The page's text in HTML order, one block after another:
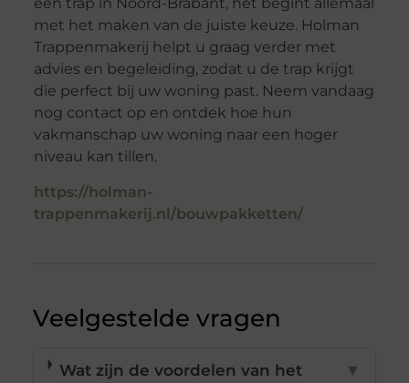
met het maken van de juiste keuze. Holman
Trappenmakerij helpt u graag verder met
advies en begeleiding, zodat u de trap krijgt
die perfect bij uw woning past. Neem vandaag
nog contact op en ontdek hoe hun
vakmanschap uw woning naar een hoger
niveau kan tillen.
https://holman-
trappenmakerij.nl/bouwpakketten/
Veelgestelde vragen
Wat zijn de voordelen van het
▼